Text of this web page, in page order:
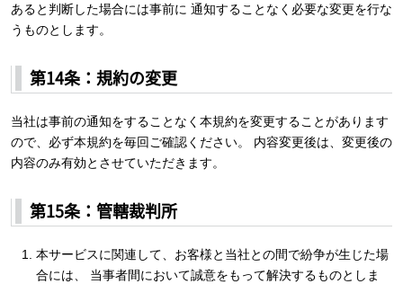
あると判断した場合には事前に 通知することなく必要な変更を行な
うものとします。
第14条：規約の変更
当社は事前の通知をすることなく本規約を変更することがあります
ので、必ず本規約を毎回ご確認ください。 内容変更後は、変更後の
内容のみ有効とさせていただきます。
第15条：管轄裁判所
本サービスに関連して、お客様と当社との間で紛争が生じた場
合には、 当事者間において誠意をもって解決するものとしま